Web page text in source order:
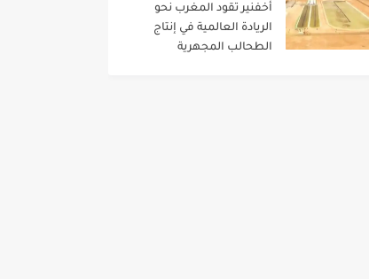
أخفنير تقود المغرب نحو
الريادة العالمية في إنتاج
الطحالب المجهرية